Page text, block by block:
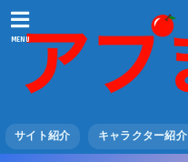
MENU
サイト紹介 キャラクター紹介